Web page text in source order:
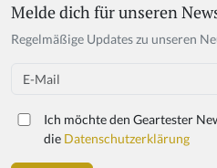
Melde dich für unseren
Regelmäßige Updates zu unseren
Email
Ich möchte den Geartester
die Datenschutzerklärung